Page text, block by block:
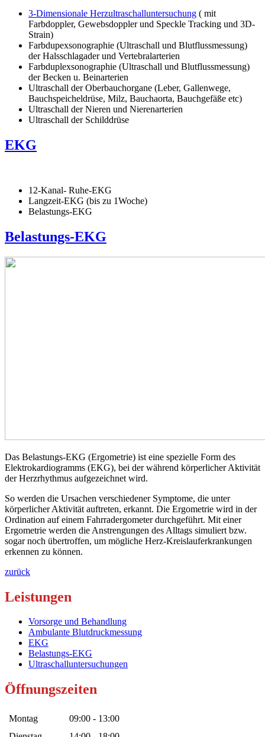
3-Dimensionale Herzultraschalluntersuchung ( mit
Farbdoppler, Gewebsdoppler und Speckle Tracking und 3D-
Strain)
Farbdupexsonographie (Ultraschall und Blutflussmessung)
der Halsschlagader und Vertebralarterien
Farbduplexsonographie (Ultraschall und Blutflussmessung)
der Becken u. Beinarterien
Ultraschall der Oberbauchorgane (Leber, Gallenwege,
Bauchspeicheldrüse, Milz, Bauchaorta, Bauchgefäße etc)
Ultraschall der Nieren und Nierenarterien
Ultraschall der Schilddrüse
EKG
12-Kanal- Ruhe-EKG
Langzeit-EKG (bis zu 1Woche)
Belastungs-EKG
Belastungs-EKG
Das Belastungs-EKG (Ergometrie) ist eine spezielle Form des
Elektrokardiogramms (EKG), bei der während körperlicher Aktivität
der Herzrhythmus aufgezeichnet wird.
So werden die Ursachen verschiedener Symptome, die unter
körperlicher Aktivität auftreten, erkannt. Die Ergometrie wird in der
Ordination auf einem Fahrradergometer durchgeführt. Mit einer
Ergometrie werden die Anstrengungen des Alltags simuliert bzw.
sogar noch übertroffen, um mögliche Herz-Kreislauferkrankungen
erkennen zu können.
zurück
Leistungen
Vorsorge und Behandlung
Ambulante Blutdruckmessung
EKG
Belastungs-EKG
Ultraschalluntersuchungen
Öffnungszeiten
Montag
09:00 - 13:00